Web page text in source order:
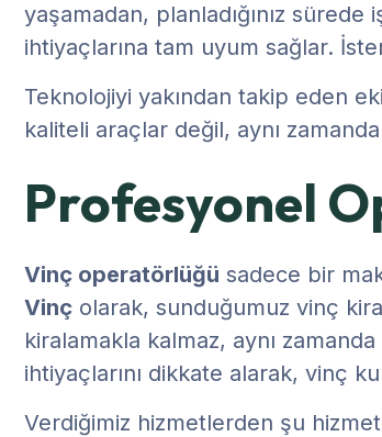
yaşamadan, planladığınız
ihtiyaçlarına tam uyum sağlar.
Teknolojiyi yakından takip eden
kaliteli araçlar değil, aynı
Profesyonel
Vinç operatörlüğü sadece bir
Vinç olarak, sunduğumuz vinç
kiralamakla kalmaz, aynı
ihtiyaçlarını dikkate alarak, vinç
Verdiğimiz hizmetlerden şu